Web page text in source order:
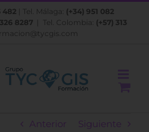
482 | Tel. Málaga: (+34) 951 082
8287| Tel. Colombia: (+57) 313
Anterior Siguiente